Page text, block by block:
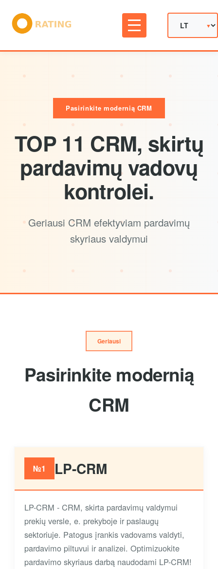
Pasirinkite modernią CRM
TOP 11 CRM, skirtų
pardavimų vadovų
kontrolei.
Geriausi CRM efektyviam pardavimų
skyriaus valdymui
Geriausi
Pasirinkite modernią
CRM
№1 LP-CRM
LP-CRM - CRM, skirta pardavimų valdymui
prekių versle, e. prekyboje ir paslaugų
sektoriuje. Patogus įrankis vadovams valdyti,
pardavimo piltuvui ir analizei. Optimizuokite
pardavimo skyriaus darbą naudodami LP-CRM!